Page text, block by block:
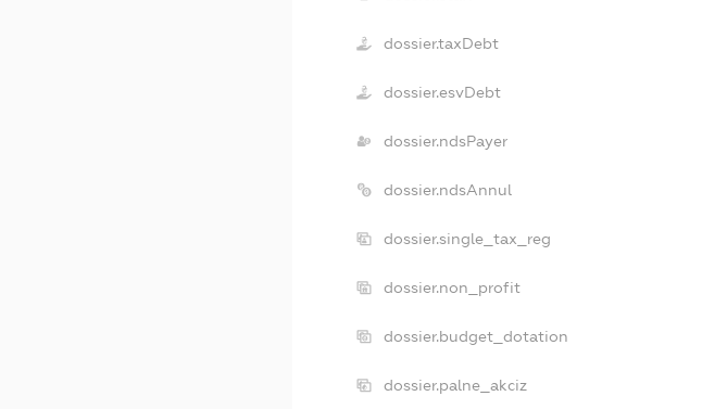
dossier.taxDebt
dossier.esvDebt
dossier.ndsPayer
dossier.ndsAnnul
dossier.single_tax_reg
dossier.non_profit
dossier.budget_dotation
dossier.palne_akciz